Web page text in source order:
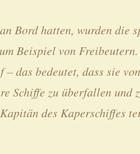
Bord hatten, wurden die
Beispiel von
das bedeutet, dass sie
Schiffe zu überfallen und
des Kaperschiffes